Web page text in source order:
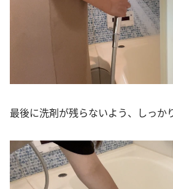
最後に洗剤が残らないよう、しっか